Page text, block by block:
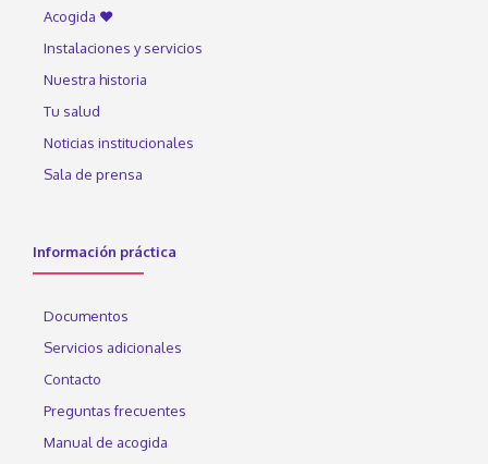
Acogida ♥
Instalaciones y servicios
Nuestra historia
Tu salud
Noticias institucionales
Sala de prensa
Información práctica
Documentos
Servicios adicionales
Contacto
Preguntas frecuentes
Manual de acogida